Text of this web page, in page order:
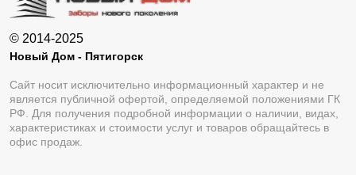
© 2014-2025
Новый Дом - Пятигорск
Сайт носит исключительно информационный характер и не
является публичной офертой, определяемой положениями ГК
РФ. Для получения подробной информации о наличии, видах,
характеристиках и стоимости услуг и товаров обращайтесь в
офис продаж.